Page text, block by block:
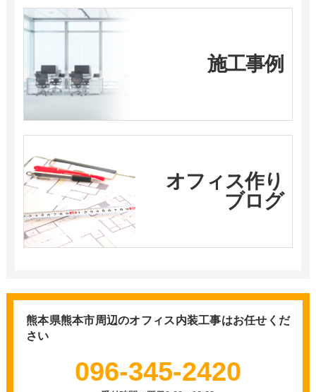
施工事例
オフィス作り
ブログ
熊本県熊本市周辺のオフィス内装工事はお任せくだ
さい
096-345-2420